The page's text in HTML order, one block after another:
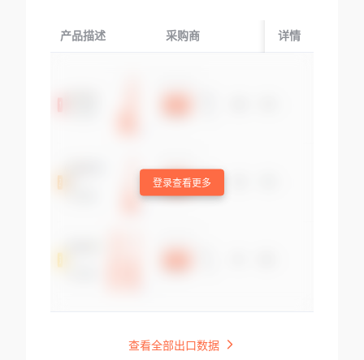
产品描述 采购商 起运国/地区
详情
登录查看更多
查看全部出口数据